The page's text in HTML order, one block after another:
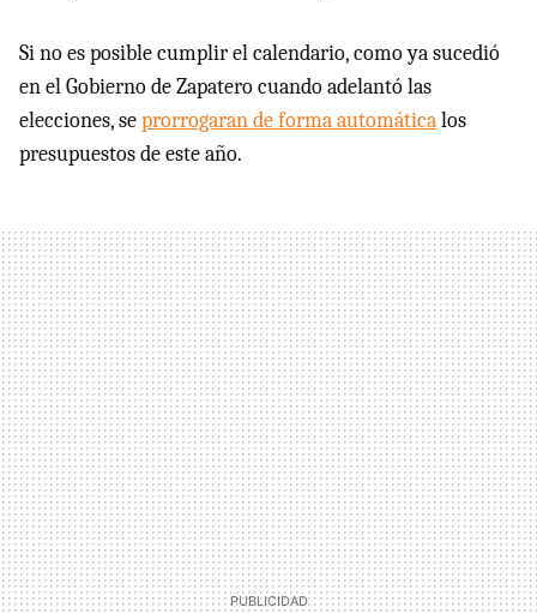
Si no es posible cumplir el calendario, como ya sucedió
en el Gobierno de Zapatero cuando adelantó las
elecciones, seprorrogaran de forma automáticalos
presupuestos de este año.